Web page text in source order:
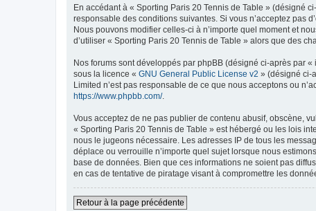
En accédant à « Sporting Paris 20 Tennis de Table » (désigné
responsable des conditions suivantes. Si vous n’acceptez pas
Nous pouvons modifier celles-ci à n’importe quel moment et
d’utiliser « Sporting Paris 20 Tennis de Table » alors que des
Nos forums sont développés par phpBB (désigné ci-après par
sous la licence « GNU General Public License v2 » (désigné ci-
Limited n’est pas responsable de ce que nous acceptons ou
https://www.phpbb.com/.
Vous acceptez de ne pas publier de contenu abusif, obscène,
« Sporting Paris 20 Tennis de Table » est hébergé ou les lois
nous le jugeons nécessaire. Les adresses IP de tous les
déplace ou verrouille n’importe quel sujet lorsque nous
base de données. Bien que ces informations ne soient pas
en cas de tentative de piratage visant à compromettre les
Retour à la page précédente